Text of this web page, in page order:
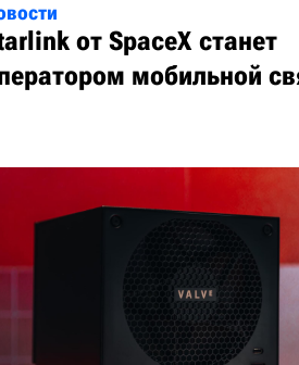
от SpaceX станет
мобильной